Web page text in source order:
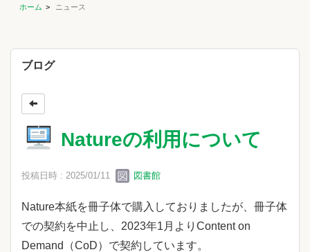
ホーム ニュース
ブログ
Natureの利用について
投稿日時 : 2025/01/11 図書館
Nature本紙を冊子体で購入しておりましたが、冊子体
での契約を中止し、2023年1月よりContent on
Demand（CoD）で契約しています。